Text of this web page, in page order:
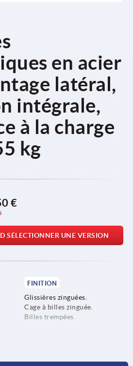
en acier
latéral,
intégrale,
à la charge
kg
€
SÉLECTIONNER UNE VERSION
FINITION
Glissières zinguées.
Cage à billes zinguée.
Billes trempées.